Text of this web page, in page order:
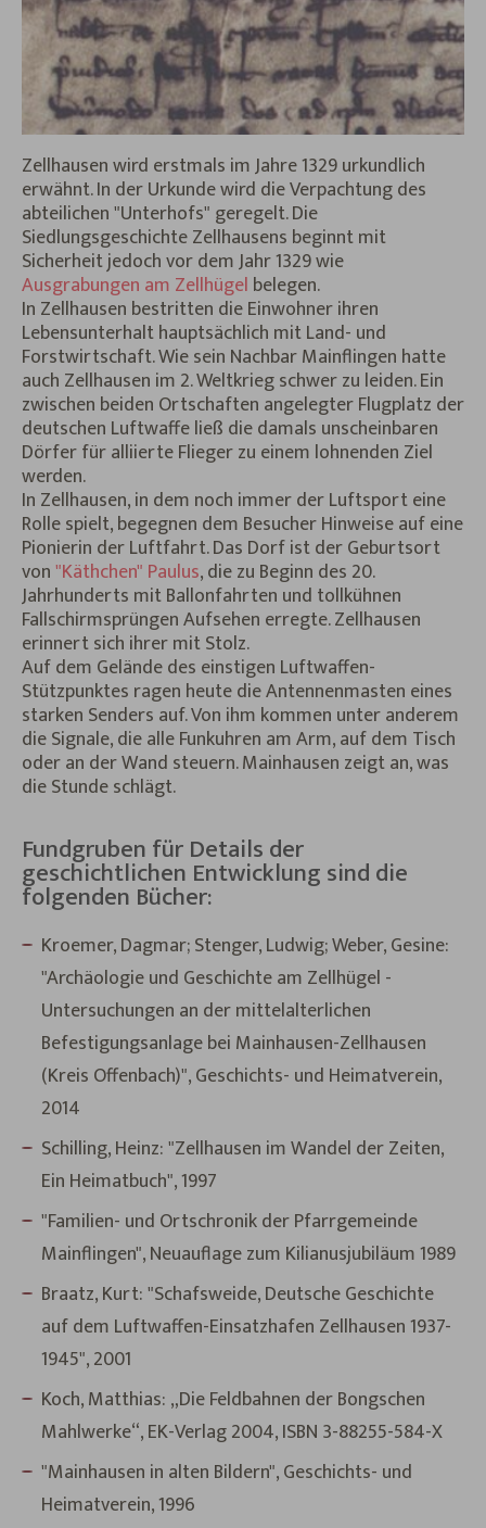
Zellhausen wird erstmals im Jahre 1329 urkundlich
erwähnt. In der Urkunde wird die Verpachtung des
abteilichen "Unterhofs" geregelt. Die
Siedlungsgeschichte Zellhausens beginnt mit
Sicherheit jedoch vor dem Jahr 1329 wie
Ausgrabungen am Zellhügel belegen.
In Zellhausen bestritten die Einwohner ihren
Lebensunterhalt hauptsächlich mit Land- und
Forstwirtschaft. Wie sein Nachbar Mainflingen hatte
auch Zellhausen im 2. Weltkrieg schwer zu leiden. Ein
zwischen beiden Ortschaften angelegter Flugplatz der
deutschen Luftwaffe ließ die damals unscheinbaren
Dörfer für alliierte Flieger zu einem lohnenden Ziel
werden.
In Zellhausen, in dem noch immer der Luftsport eine
Rolle spielt, begegnen dem Besucher Hinweise auf eine
Pionierin der Luftfahrt. Das Dorf ist der Geburtsort
von"Käthchen" Paulus, die zu Beginn des 20.
Jahrhunderts mit Ballonfahrten und tollkühnen
Fallschirmsprüngen Aufsehen erregte. Zellhausen
erinnert sich ihrer mit Stolz.
Auf dem Gelände des einstigen Luftwaffen-
Stützpunktes ragen heute die Antennenmasten eines
starken Senders auf. Von ihm kommen unter anderem
die Signale, die alle Funkuhren am Arm, auf dem Tisch
oder an der Wand steuern. Mainhausen zeigt an, was
die Stunde schlägt.
Fundgruben für Details der
geschichtlichen Entwicklung sind die
folgenden Bücher:
Kroemer, Dagmar; Stenger, Ludwig; Weber, Gesine:
"Archäologie und Geschichte am Zellhügel -
Untersuchungen an der mittelalterlichen
Befestigungsanlage bei Mainhausen-Zellhausen
(Kreis Offenbach)", Geschichts- und Heimatverein,
2014
Schilling, Heinz: "Zellhausen im Wandel der Zeiten,
Ein Heimatbuch", 1997
"Familien- und Ortschronik der Pfarrgemeinde
Mainflingen", Neuauflage zum Kilianusjubiläum 1989
Braatz, Kurt: "Schafsweide, Deutsche Geschichte
auf dem Luftwaffen-Einsatzhafen Zellhausen 1937-
1945", 2001
Koch, Matthias: „Die Feldbahnen der Bongschen
Mahlwerke“, EK-Verlag 2004, ISBN 3-88255-584-X
"Mainhausen in alten Bildern", Geschichts- und
Heimatverein, 1996